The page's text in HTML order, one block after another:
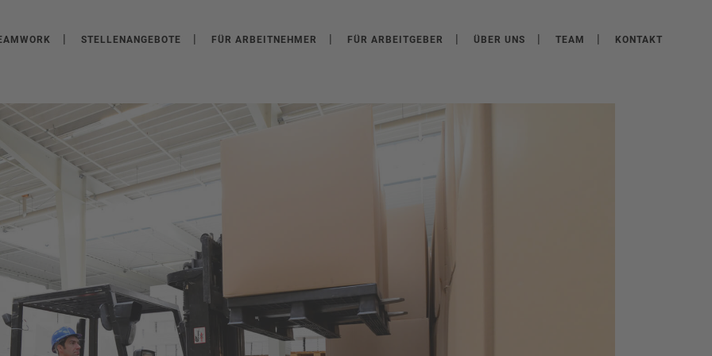
STELLENANGEBOTE FÜR ARBEITNEHMER FÜR ARBEITGEBER ÜBER UNS TEAM KONTAKT